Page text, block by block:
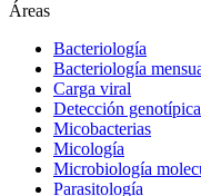
Áreas
Bacteriología
Bacteriología
Carga viral
Detección
Micobacterias
Micología
Microbiología
Parasitología